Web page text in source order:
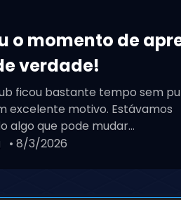
o momento de
verdade!
ficou bastante tempo sem
excelente motivo. Estávamos
algo que pode mudar...
• 8/3/2026